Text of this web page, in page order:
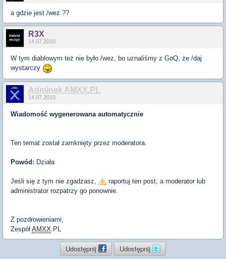
a gdzie jest /wez ??
R3X
14.07.2010
W tym diablowym też nie było /wez, bo uznaliśmy z GoQ, że /daj
wystarczy
Adminek AMXX.PL
14.07.2010
Wiadomość wygenerowana automatycznie
Ten temat został zamknięty przez moderatora.
Powód: Działa
Jeśli się z tym nie zgadzasz,
raportuj ten post, a moderator lub
administrator rozpatrzy go ponownie.
Z pozdrowieniami,
Zespół AMXX .PL
Udostępnij Udostępnij